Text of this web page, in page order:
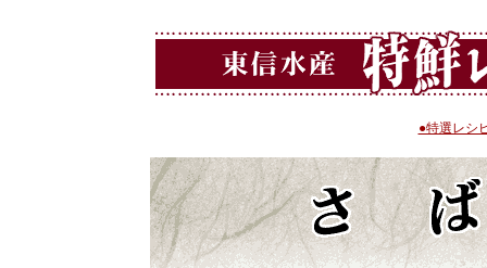
●特選レシ